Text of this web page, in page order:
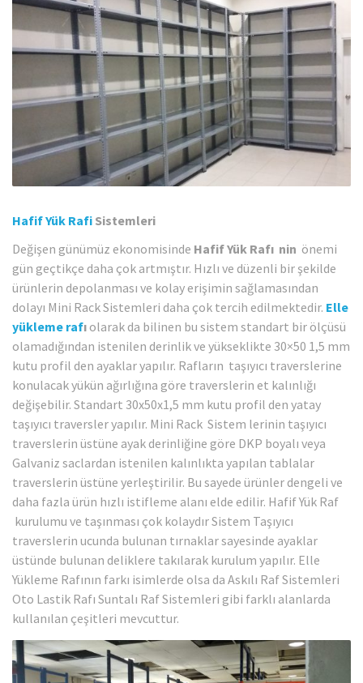
Hafif Yük Rafi Sistemleri
Değişen günümüz ekonomisinde Hafif Yük Rafı nin önemi
gün geçtikçe daha çok artmıştır. Hızlı ve düzenli bir şekilde
ürünlerin depolanması ve kolay erişimin sağlamasından
dolayı Mini Rack Sistemleri daha çok tercih edilmektedir. Elle
yükleme rafı olarak da bilinen bu sistem standart bir ölçüsü
olamadığından istenilen derinlik ve yükseklikte 30×50 1,5 mm
kutu profil den ayaklar yapılır. Rafların taşıyıcı traverslerine
konulacak yükün ağırlığına göre traverslerin et kalınlığı
değişebilir. Standart 30x50x1,5 mm kutu profil den yatay
taşıyıcı traversler yapılır. Mini Rack Sistem lerinin taşıyıcı
traverslerin üstüne ayak derinliğine göre DKP boyalı veya
Galvaniz saclardan istenilen kalınlıkta yapılan tablalar
traverslerin üstüne yerleştirilir. Bu sayede ürünler dengeli ve
daha fazla ürün hızlı istifleme alanı elde edilir. Hafif Yük Raf
kurulumu ve taşınması çok kolaydır Sistem Taşıyıcı
traverslerin ucunda bulunan tırnaklar sayesinde ayaklar
üstünde bulunan deliklere takılarak kurulum yapılır. Elle
Yükleme Rafının farkı isimlerde olsa da Askılı Raf Sistemleri
Oto Lastik Rafı Suntalı Raf Sistemleri gibi farklı alanlarda
kullanılan çeşitleri mevcuttur.